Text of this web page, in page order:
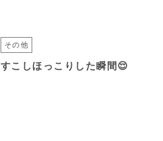
その他
すこしほっこりした瞬間😌